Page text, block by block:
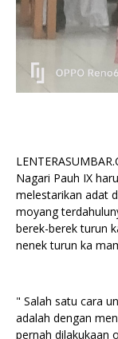
Nagari Pauh IX
melestarikan adat
moyang
berek-berek turun
nenek turun ka
" Salah satu cara
adalah dengan
pernah dilakukaan